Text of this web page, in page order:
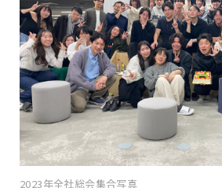
2023年全社総会集合写真